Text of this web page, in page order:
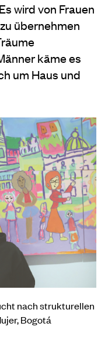
wird von Frauen
übernehmen
käme es
um Haus und
nach strukturellen
Bogotá